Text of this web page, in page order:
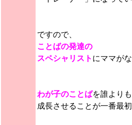
ですので、
ことばの発達の
スペシャリスト にママが
わが子のことばを誰よりも
成長させることが一番最